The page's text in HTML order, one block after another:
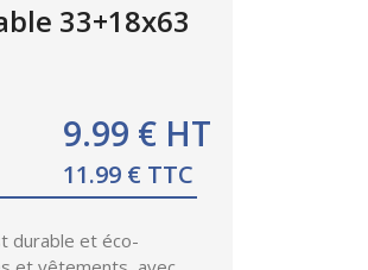
33+18x63
9.99 € HT
11.99 € TTC
durable et éco-